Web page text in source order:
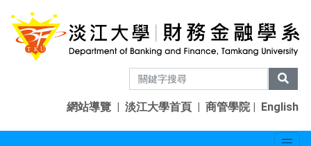
網站導覽 | 淡江大學首頁 | 商管學院| English